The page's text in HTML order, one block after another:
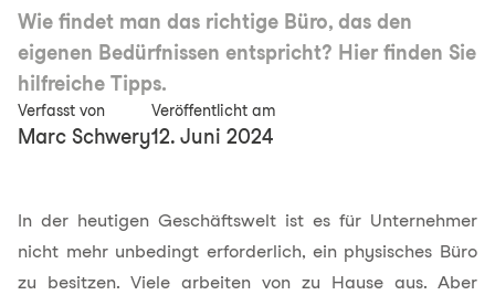
Wie findet man das richtige Büro, das den
eigenen Bedürfnissen entspricht? Hier finden Sie
hilfreiche Tipps.
Verfasst von
Marc Schwery
Veröffentlicht am
12. Juni 2024
In der heutigen Geschäftswelt ist es für Unternehmer
nicht mehr unbedingt erforderlich, ein physisches Büro
zu besitzen. Viele arbeiten von zu Hause aus. Aber